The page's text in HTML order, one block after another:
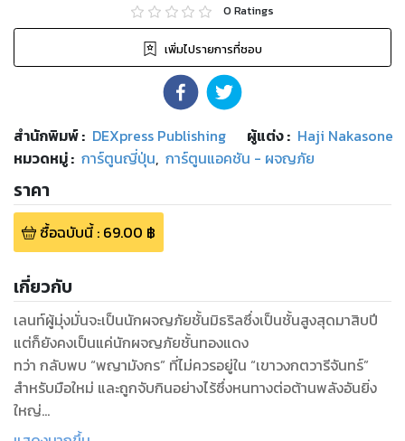
0 Ratings
เพิ่มไปรายการที่ชอบ
สำนักพิมพ์: DEXpress Publishing ผู้แต่ง : Haji Nakasone
หมวดหมู่: การ์ตูนญี่ปุ่น, การ์ตูนแอคชัน - ผจญภัย
ราคา
ซื้อฉบับนี้: 69.00 ฿
เกี่ยวกับ
เลนท์ผู้มุ่งมั่นจะเป็นนักผจญภัยชั้นมิธริลซึ่งเป็นชั้นสูงสุดมาสิบปี
แต่ก็ยังคงเป็นแค่นักผจญภัยชั้นทองแดง
ทว่า กลับพบ “พญามังกร” ที่ไม่ควรอยู่ใน “เขาวงกตวารีจันทร์”
สำหรับมือใหม่ และถูกจับกินอย่างไร้ซึ่งหนทางต่อต้านพลังอันยิ่ง
ใหญ่
ทั้งที่น่าจะตายไปแล้วกลับ “ลืมตาตื่นขึ้น” ในร่างของสเกเลตันและ